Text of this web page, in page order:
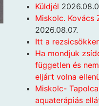
Küldjél
Miskolc. Kovács
2026.08.07.
Itt a
Ha mondjuk
független és
eljárt volna
Miskolc-
aquaterápiás